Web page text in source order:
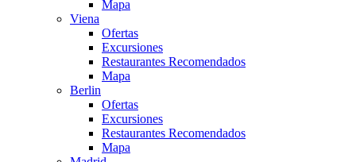
Mapa
Viena
Ofertas
Excursiones
Restaurantes Recomendados
Mapa
Berlin
Ofertas
Excursiones
Restaurantes Recomendados
Mapa